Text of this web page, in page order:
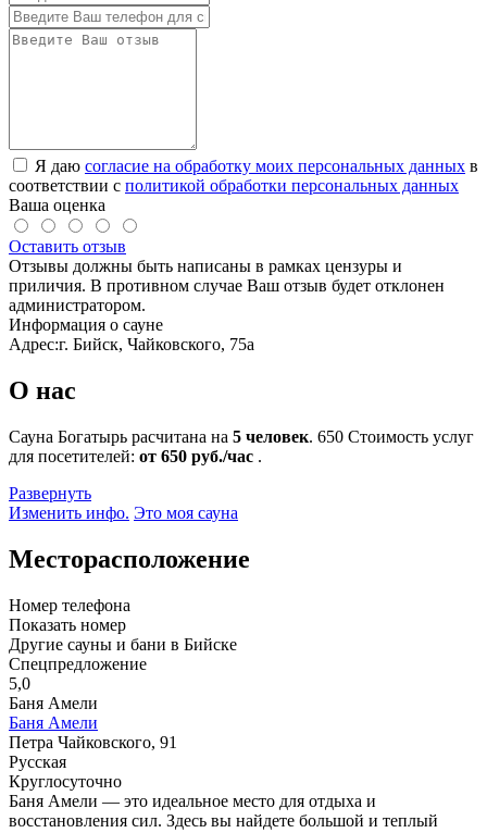
Я даю согласие на обработку моих персональных данных в
соответствии с политикой обработки персональных данных
Ваша оценка
Оставить отзыв
Отзывы должны быть написаны в рамках цензуры и
приличия. В противном случае Ваш отзыв будет отклонен
администратором.
Информация о сауне
Адрес:г. Бийск, Чайковского, 75а
О нас
Сауна Богатырь расчитана на 5 человек. 650 Стоимость услуг
для посетителей: от 650 руб./час .
Развернуть
Изменить инфо. Это моя сауна
Месторасположение
Номер телефона
Показать номер
Другие сауны и бани в Бийске
Спецпредложение
5,0
Баня Амели
Баня Амели
Петра Чайковского, 91
Русская
Круглосуточно
Баня Амели — это идеальное место для отдыха и
восстановления сил. Здесь вы найдете большой и теплый